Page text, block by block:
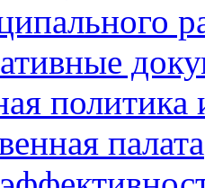
политика
палата